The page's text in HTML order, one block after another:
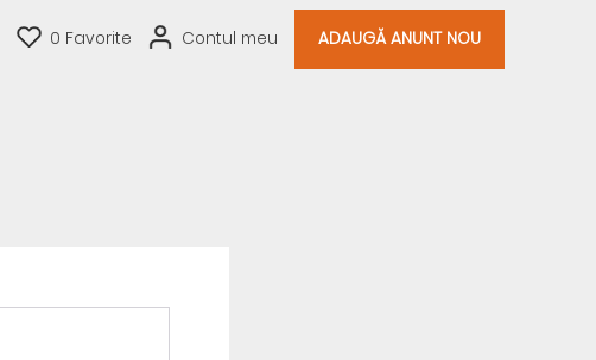
0 Favorite Contul meu ADAUGĂ ANUNT NOU